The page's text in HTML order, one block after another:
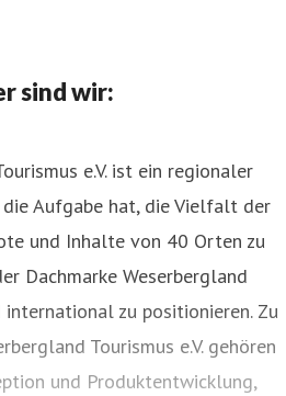
sind wir:
e.V. ist ein regionaler
die Aufgabe hat, die Vielfalt der
und Inhalte von 40 Orten zu
Dachmarke Weserbergland
zu positionieren. Zu
Tourismus e.V. gehören
und Produktentwicklung,